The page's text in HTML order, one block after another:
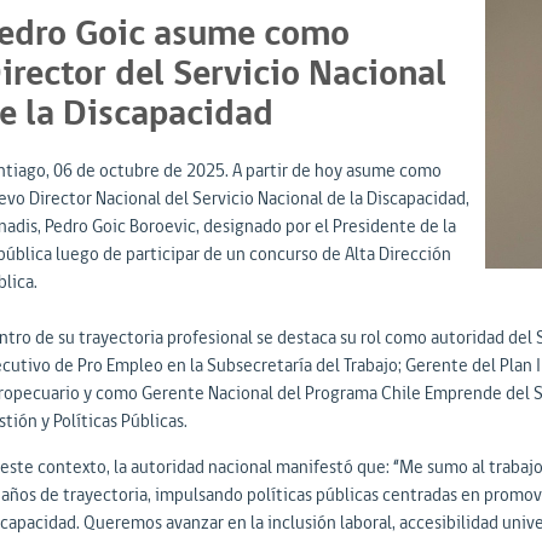
Goic asume como
del Servicio Nacional
la Discapacidad
06 de octubre de 2025. A partir de hoy asume como
Director Nacional del Servicio Nacional de la Discapacidad,
Pedro Goic Boroevic, designado por el Presidente de la
luego de participar de un concurso de Alta Dirección
de su trayectoria profesional se destaca su rol como autoridad
de Pro Empleo en la Subsecretaría del Trabajo; Gerente del
y como Gerente Nacional del Programa Chile Emprende
y Políticas Públicas.
contexto, la autoridad nacional manifestó que: “Me sumo al
de trayectoria, impulsando políticas públicas centradas en
Queremos avanzar en la inclusión laboral, accesibilidad